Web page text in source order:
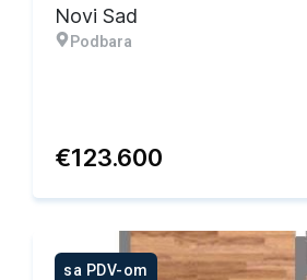
Novi Sad
Podbara
€123.600
sa PDV-om